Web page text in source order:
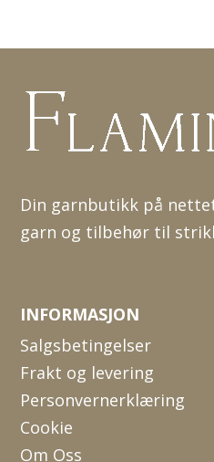
Din garnbutikk på
garn og tilbehør til
INFORMASJON
Salgsbetingelser
Frakt og levering
Personvernerklæring
Cookie
Om Oss